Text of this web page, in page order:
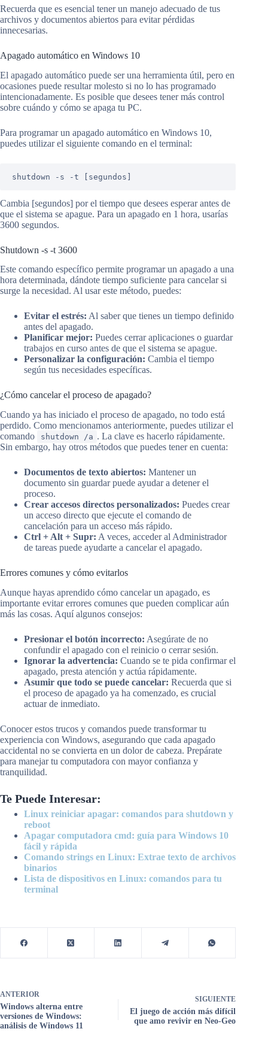
Recuerda que es esencial tener un manejo adecuado de tus
archivos y documentos abiertos para evitar pérdidas
innecesarias.
Apagado automático en Windows 10
El apagado automático puede ser una herramienta útil, pero en
ocasiones puede resultar molesto si no lo has programado
intencionadamente. Es posible que desees tener más control
sobre cuándo y cómo se apaga tu PC.
Para programar un apagado automático en Windows 10,
puedes utilizar el siguiente comando en el terminal:
shutdown -s -t [segundos]
Cambia [segundos] por el tiempo que desees esperar antes de
que el sistema se apague. Para un apagado en 1 hora, usarías
3600 segundos.
Shutdown -s -t 3600
Este comando específico permite programar un apagado a una
hora determinada, dándote tiempo suficiente para cancelar si
surge la necesidad. Al usar este método, puedes:
Evitar el estrés: Al saber que tienes un tiempo definido
antes del apagado.
Planificar mejor: Puedes cerrar aplicaciones o guardar
trabajos en curso antes de que el sistema se apague.
Personalizar la configuración: Cambia el tiempo
según tus necesidades específicas.
¿Cómo cancelar el proceso de apagado?
Cuando ya has iniciado el proceso de apagado, no todo está
perdido. Como mencionamos anteriormente, puedes utilizar el
comando
shutdown /a . La clave es hacerlo rápidamente.
Sin embargo, hay otros métodos que puedes tener en cuenta:
Documentos de texto abiertos: Mantener un
documento sin guardar puede ayudar a detener el
proceso.
Crear accesos directos personalizados: Puedes crear
un acceso directo que ejecute el comando de
cancelación para un acceso más rápido.
Ctrl + Alt + Supr: A veces, acceder al Administrador
de tareas puede ayudarte a cancelar el apagado.
Errores comunes y cómo evitarlos
Aunque hayas aprendido cómo cancelar un apagado, es
importante evitar errores comunes que pueden complicar aún
más las cosas. Aquí algunos consejos:
Presionar el botón incorrecto: Asegúrate de no
confundir el apagado con el reinicio o cerrar sesión.
Ignorar la advertencia: Cuando se te pida confirmar el
apagado, presta atención y actúa rápidamente.
Asumir que todo se puede cancelar: Recuerda que si
el proceso de apagado ya ha comenzado, es crucial
actuar de inmediato.
Conocer estos trucos y comandos puede transformar tu
experiencia con Windows, asegurando que cada apagado
accidental no se convierta en un dolor de cabeza. Prepárate
para manejar tu computadora con mayor confianza y
tranquilidad.
Te Puede Interesar:
Linux reiniciar apagar: comandos para shutdown y
reboot
Apagar computadora cmd: guía para Windows 10
fácil y rápida
Comando strings en Linux: Extrae texto de archivos
binarios
Lista de dispositivos en Linux: comandos para tu
terminal
ANTERIOR
Windows alterna entre
versiones de Windows:
análisis de Windows 11
SIGUIENTE
El juego de acción más difícil
que amo revivir en Neo-Geo